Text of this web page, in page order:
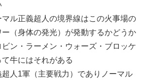
ル正義超人の境界線はこの火事場の
（身体の発光）が発動するかどうか
ン・ラーメン・ウォーズ・ブロッケ
牛にはそれがある
人1軍（主要戦力）でありノーマル